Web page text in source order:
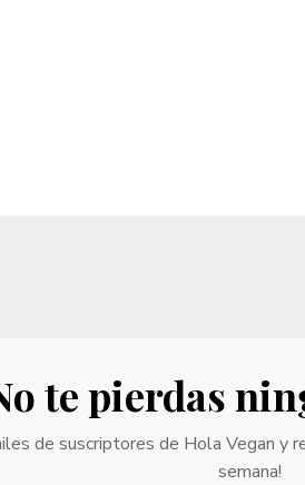
te pierdas
de suscriptores de Hola Vegan y
semana!